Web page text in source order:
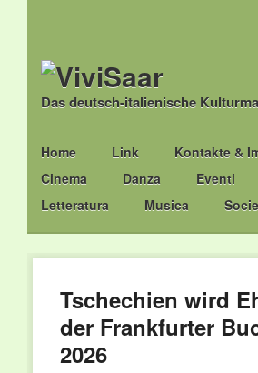
Das deutsch-italienische
Main menu
Skip
to
content
Home Link
Kontakte &
Cinema
Danza Eventi
Letteratura
Musica
Tschechien wird
der Frankfurter
2026